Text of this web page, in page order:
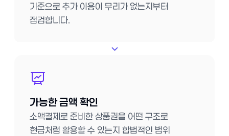
기준으로 추가 이용이 무리가 없는지부터
점검합니다.
가능한 금액 확인
소액결제로 준비한 상품권을 어떤 구조로
현금처럼 활용할 수 있는지 합법적인 범위